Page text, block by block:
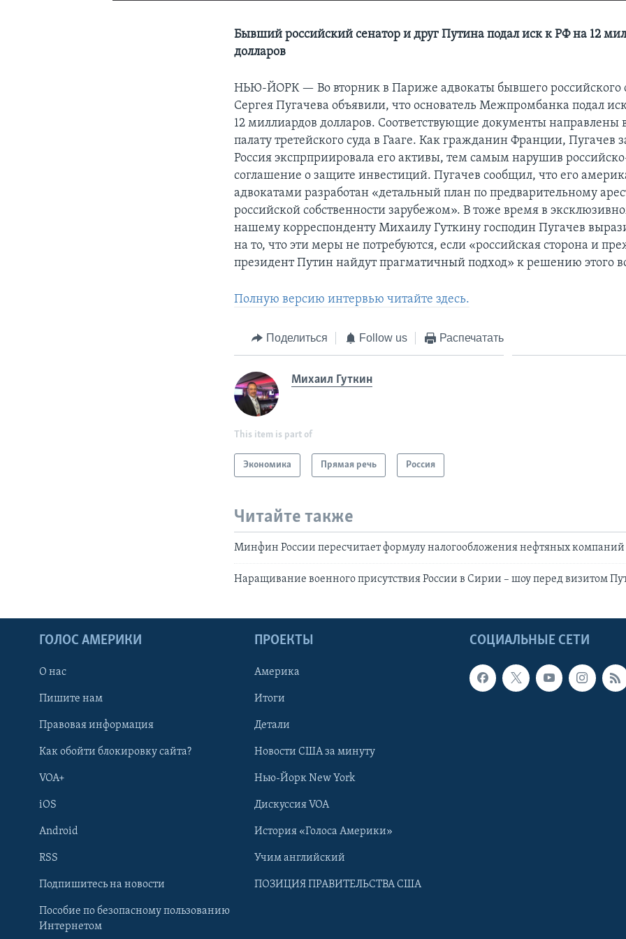
Learning English
Бывший российский сенатор и друг Путина подал иск к РФ на 12
долларов
НЬЮ-ЙОРК —Во вторник в Париже адвокаты бывшего российского
Сергея Пугачева объявили, что основатель Межпромбанка подал
12 миллиардов долларов. Соответствующие документы направлены
палату третейского суда в Гааге. Как гражданин Франции, Пугачев
Россия экспрприировала его активы, тем самым нарушив
соглашение о защите инвестиций. Пугачев сообщил, что его
адвокатами разработан «детальный план по предварительному
российской собственности зарубежом». В тоже время в
нашему корреспонденту Михаилу Гуткину господин Пугачев
на то, что эти меры не потребуются, если «российская сторона и
президент Путин найдут прагматичный подход» к решению этого
Полную версию интервью читайте здесь.
Поделиться Follow us Распечатать
Михаил Гуткин
This item is part of
Экономика Прямая речь Россия
Читайте также
Минфин России пересчитает формулу налогообложения нефтяных компаний
Наращивание военного присутствия России в Сирии – шоу перед визитом
СОЦИАЛЬНЫЕ СЕТИ
ГОЛОС АМЕРИКИ
О нас
Пишите нам
Правовая информация
Как обойти блокировку сайта?
VOA+
iOS
Android
RSS
Подпишитесь на новости
Пособие по безопасному пользованию
Интернетом
ПРОЕКТЫ
Америка
Итоги
Детали
Новости США за минуту
Нью-Йорк New York
Дискуссия VOA
История «Голоса Америки»
Учим английский
ПОЗИЦИЯ ПРАВИТЕЛЬСТВА США